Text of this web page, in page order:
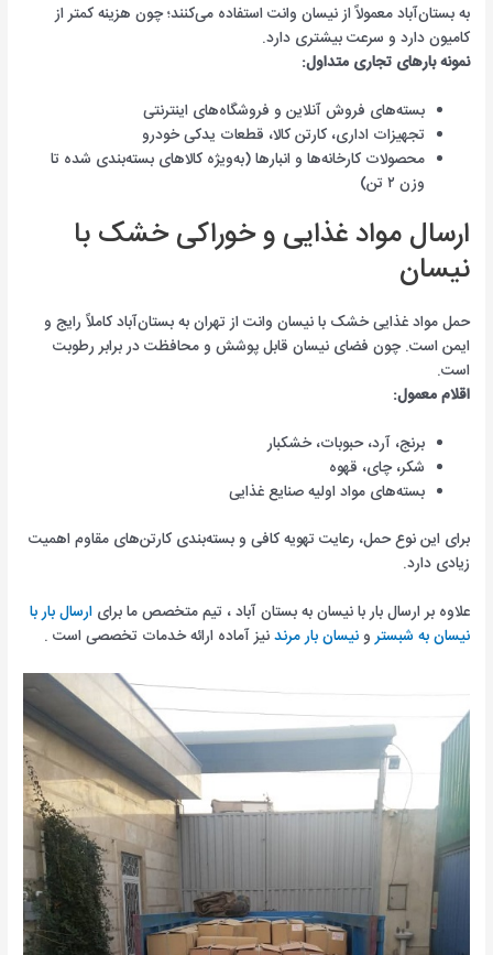
به بستان‌آباد معمولاً از نیسان وانت استفاده می‌کنند؛ چون هزینه کمتر از
کامیون دارد و سرعت بیشتری دارد.
نمونه بارهای تجاری متداول:
بسته‌های فروش آنلاین و فروشگاه‌های اینترنتی
تجهیزات اداری، کارتن کالا، قطعات یدکی خودرو
محصولات کارخانه‌ها و انبارها (به‌ویژه کالاهای بسته‌بندی شده تا
وزن ۲ تن)
ارسال مواد غذایی و خوراکی خشک با
نیسان
حمل مواد غذایی خشک با نیسان وانت از تهران به بستان‌آباد کاملاً رایج و
ایمن است. چون فضای نیسان قابل پوشش و محافظت در برابر رطوبت
است.
اقلام معمول:
برنج، آرد، حبوبات، خشکبار
شکر، چای، قهوه
بسته‌های مواد اولیه صنایع غذایی
برای این نوع حمل، رعایت تهویه کافی و بسته‌بندی کارتن‌های مقاوم اهمیت
زیادی دارد.
علاوه بر ارسال بار با نیسان به بستان آباد ، تیم متخصص ما برایارسال بار با
نیسان به شبسترونیسان بار مرندنیز آماده ارائه خدمات تخصصی است .